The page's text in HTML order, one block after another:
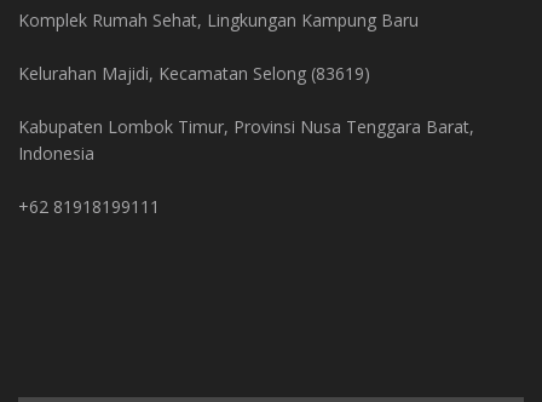
Komplek Rumah Sehat, Lingkungan Kampung Baru
Kelurahan Majidi, Kecamatan Selong (83619)
Kabupaten Lombok Timur, Provinsi Nusa Tenggara Barat,
Indonesia
+62 81918199111